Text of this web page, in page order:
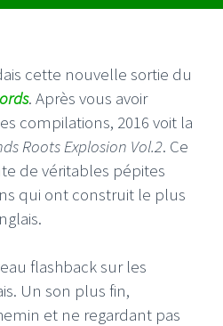
cette nouvelle sortie du
. Après vous avoir
compilations, 2016 voit la
Roots Explosion Vol.2. Ce
de véritables pépites
qui ont construit le plus
flashback sur les
Un son plus fin,
et ne regardant pas